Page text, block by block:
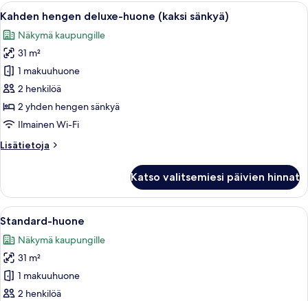
Avaa
kaikki
huonetyypin
Kahden
hengen
deluxe-
huone
(kaksi
kuvat
Hotellihuone, jossa on kaksi
9
Kahden hengen deluxe-huone (kaksi sänkyä)
Näkymä kaupungille
31 m²
1 makuuhuone
2 henkilöä
2 yhden hengen sänkyä
Ilmainen Wi-Fi
Lisätietoja
Lisätietoja
deluxe-
huone
(kaksi
Katso valitsemiesi päivien hinnat
Avaa
kaikki
huonetyypin
Standard-
huone
kuvat
Hotellihuone, jossa on suuri sänky,
8
Standard-huone
Näkymä kaupungille
31 m²
1 makuuhuone
2 henkilöä